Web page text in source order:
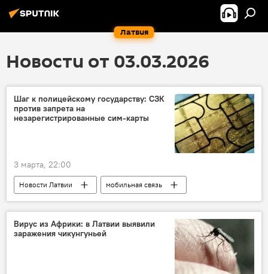
Латвия
Новости от 03.03.2026
Шаг к полицейскому государству: СЗК
против запрета на
незарегистрированные сим-карты
3 марта, 22:00
Новости Латвии
мобильная связь
Армандс Краузе
Вирус из Африки: в Латвии выявили
заражения чикунгуньей